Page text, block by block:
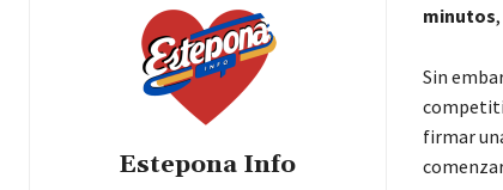
Estepona Info
minutos
Sin
firmar